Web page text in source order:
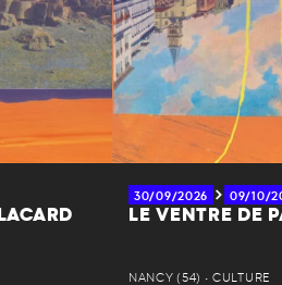
30/09/2026 09/10/
LE VENTRE DE
NANCY (54) • CULTURE